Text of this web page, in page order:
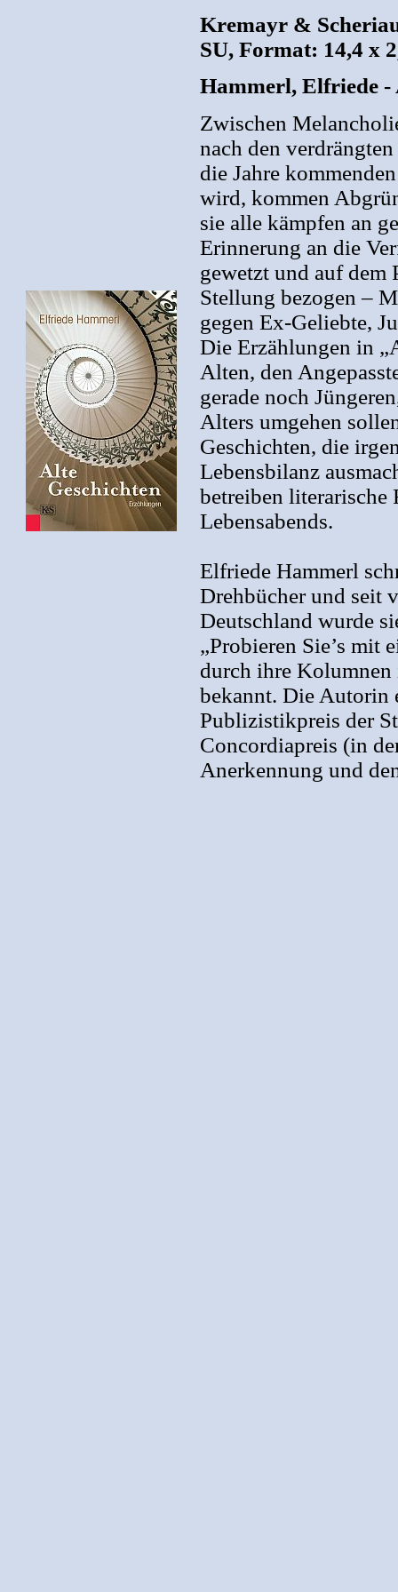
Kremayr &
SU, Format: 14,4 x
Hammerl, Elfriede -
Zwischen
nach den
die Jahre
wird, kommen
sie alle kämpfen an
Erinnerung an die
gewetzt und auf dem
Stellung bezogen –
gegen Ex-Geliebte,
Die Erzählungen in
Alten, den
gerade noch
Alters umgehen
Geschichten, die
Lebensbilanz
betreiben literarische
Lebensabends.
Elfriede Hammerl
Drehbücher und seit
Deutschland wurde
„Probieren Sie’s mit
durch ihre
bekannt. Die Autorin
Publizistikpreis der
Concordiapreis (in
Anerkennung und